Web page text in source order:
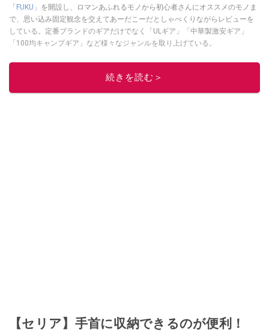
「FUKU 」を開設し、ロマンあふれるモノから初心者さんにオススメのモノま
で、思い込み固定観念を交えてあーだこーだとしゃべくりながらレビューを
している。定番ブランドのギアだけでなく「ULギア」「中華製激安ギア」
「100均キャンプギア」など様々なジャンルを取り上げている。
このイチオシストの他の記事を読む
続きを読む＞
【セリア】手首に収納できるのが便利！